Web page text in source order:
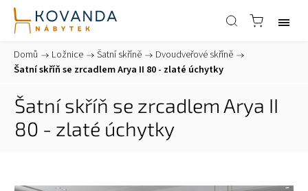
Domů / Ložnice / Šatní skříně / Dvoudveřové skříně /
Šatní skříň se zrcadlem Arya II 80 - zlaté úchytky
Šatní skříň se zrcadlem Arya II
80 - zlaté úchytky